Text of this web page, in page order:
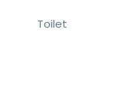
Toilet